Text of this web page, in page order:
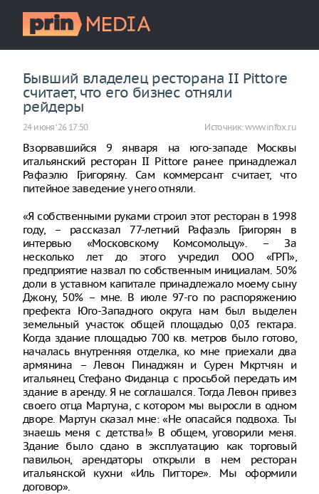
Бывший владелец ресторана II Pittore
считает, что его бизнес отняли
рейдеры
24 июня ‘26 17:50 Источник:www.infox.ru
Взорвавшийся 9 января на юго-западе Москвы
итальянский ресторан II Pittore ранее принадлежал
Рафаэлю Григоряну. Сам коммерсант считает, что
питейное заведение у него отняли.
«Я собственными руками строил этот ресторан в 1998
году, – рассказал 77-летний Рафаэль Григорян в
интервью «Московскому Комсомольцу». – За
несколько лет до этого учредил ООО «ГРП»,
предприятие назвал по собственным инициалам. 50%
доли в уставном капитале принадлежало моему сыну
Джону, 50% – мне. В июле 97-го по распоряжению
префекта Юго-Западного округа нам был выделен
земельный участок общей площадью 0,03 гектара.
Когда здание площадью 700 кв. метров было готово,
началась внутренняя отделка, ко мне приехали два
армянина – Левон Пинаджян и Сурен Мкртчян и
итальянец Стефано Фиданца с просьбой передать им
здание в аренду. Я не соглашался. Тогда Левон привез
своего отца Мартуна, с котором мы выросли в одном
дворе. Мартун сказал мне: «Не опасайся подвоха. Ты
знаешь меня с детства!» В общем, уговорили меня.
Здание было сдано в эксплуатацию как торговый
павильон, арендаторы открыли в нем ресторан
итальянской кухни «Иль Питторе». Мы оформили
договор».